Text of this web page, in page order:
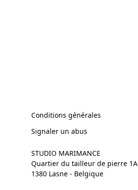
Conditions générales
Signaler un abus
STUDIO MARIMANCE
Quartier du tailleur de pierre 1A
1380 Lasne - Belgique